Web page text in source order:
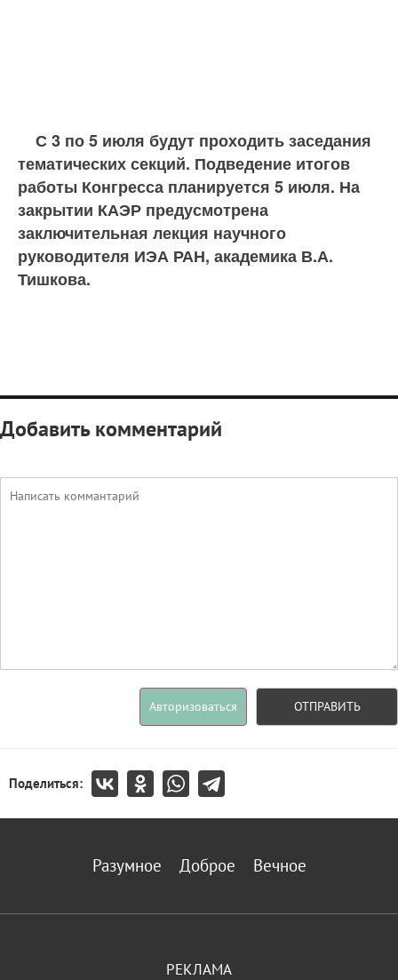
С 3 по 5 июля будут проходить заседания
тематических секций. Подведение итогов
работы Конгресса планируется 5 июля. На
закрытии КАЭР предусмотрена
заключительная лекция научного
руководителя ИЭА РАН, академика В.А.
Тишкова.
Добавить комментарий
Авторизоваться ОТПРАВИТЬ
Поделиться:
Разумное Доброе Вечное
РЕКЛАМА